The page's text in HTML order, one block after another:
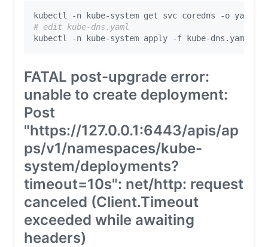
kubectl -n kube-system get svc coredns -o yaml >
# edit kube-dns.yaml
kubectl -n kube-system apply -f kube-dns.yaml
FATAL post-upgrade error:
unable to create deployment:
Post
"https://127.0.0.1:6443/apis/ap
ps/v1/namespaces/kube-
system/deployments?
timeout=10s": net/http: request
canceled (Client.Timeout
exceeded while awaiting
headers)